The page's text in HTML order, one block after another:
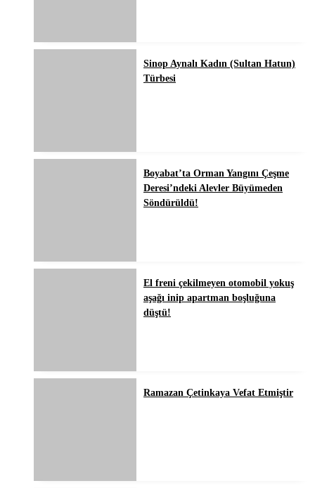
Sinop Aynalı Kadın (Sultan Hatun)
Türbesi
Boyabat’ta Orman Yangını Çeşme
Deresi’ndeki Alevler Büyümeden
Söndürüldü!
El freni çekilmeyen otomobil yokuş
aşağı inip apartman boşluğuna
düştü!
Ramazan Çetinkaya Vefat Etmiştir